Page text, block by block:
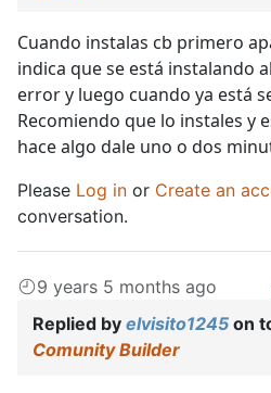
Cuando instalas cb primero
indica que se está instalando
error y luego cuando ya está
Recomiendo que lo instales y
hace algo dale uno o dos
Please Log in or Create an
conversation.
9 years 5 months ago
Replied by elvisito1245 on
Comunity Builder